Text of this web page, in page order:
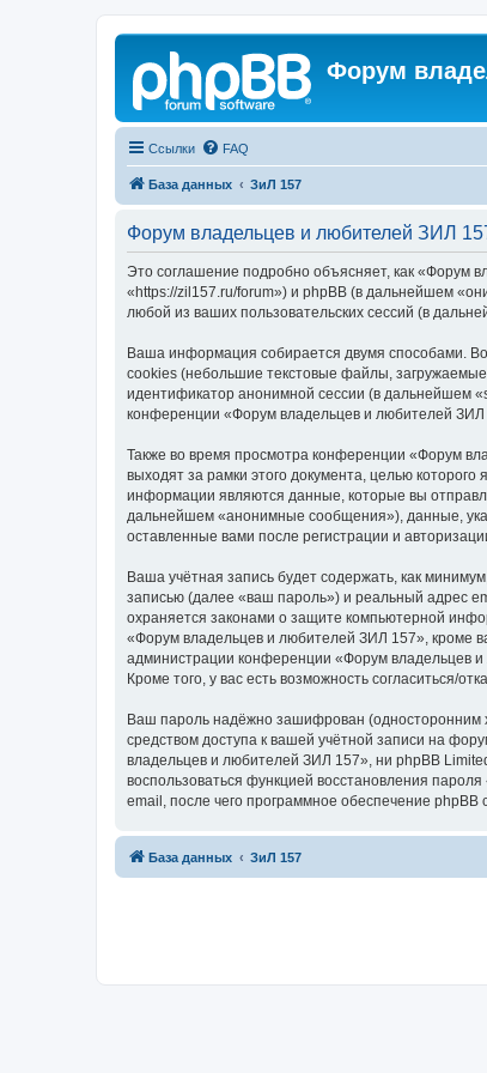
Форум
Ссылки FAQ
База данных ЗиЛ 157
Форум владельцев и любителей ЗИЛ
Это соглашение подробно объясняет, как
«https://zil157.ru/forum») и phpBB (в дальнейшем
любой из ваших пользовательских сессий (в
Ваша информация собирается двумя способами.
cookies (небольшие текстовые файлы,
идентификатор анонимной сессии (в дальнейшем
конференции «Форум владельцев и любителей
Также во время просмотра конференции «Форум
выходят за рамки этого документа, целью
информации являются данные, которые вы
дальнейшем «анонимные сообщения»), данные,
оставленные вами после регистрации и
Ваша учётная запись будет содержать, как
записью (далее «ваш пароль») и реальный адрес
охраняется законами о защите компьютерной
«Форум владельцев и любителей ЗИЛ 157», кроме
администрации конференции «Форум владельцев
Кроме того, у вас есть возможность согласиться/
Ваш пароль надёжно зашифрован (односторонним
средством доступа к вашей учётной записи на
владельцев и любителей ЗИЛ 157», ни phpBB
воспользоваться функцией восстановления
email, после чего программное обеспечение
База данных ЗиЛ 157